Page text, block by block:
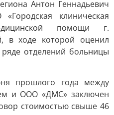
Антон Геннадьевич
клиническая
помощи г.
в ходе которой оценил
отделений больницы
прошлого года между
и ООО «ДМС» заключен
стоимостью свыше 46